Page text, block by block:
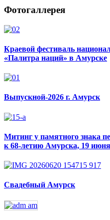
Фотогаллерея
Краевой фестиваль
«Палитра наций» в Амурске
Выпускной-2026 г. Амурск
Митинг у памятного знака
к 68-летию Амурска, 19
Свадебный Амурск